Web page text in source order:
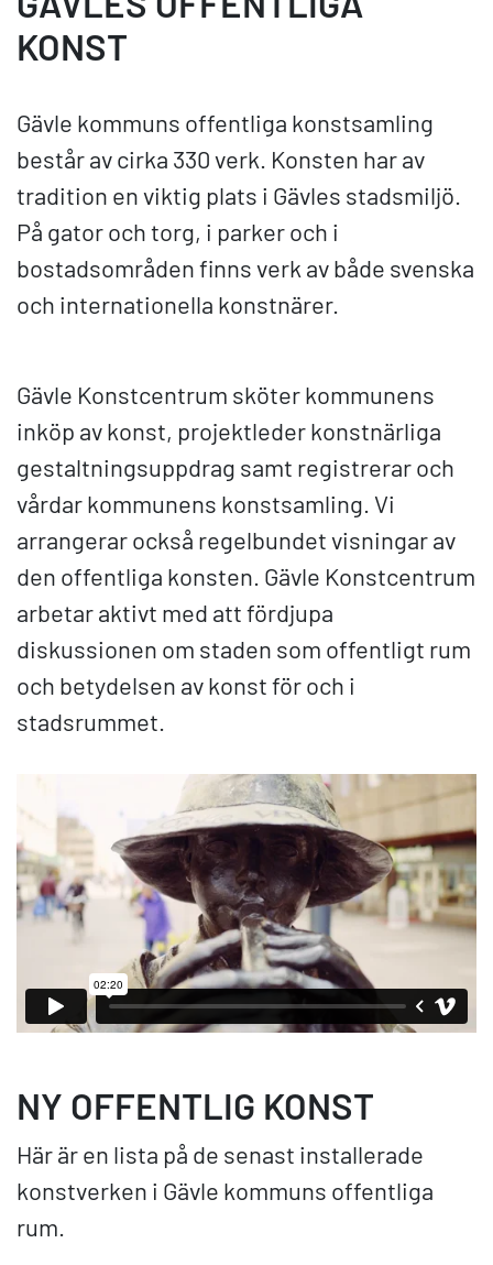
KONST
Gävle kommuns offentliga konstsamling
består av cirka 330 verk. Konsten har av
tradition en viktig plats i Gävles stadsmiljö.
På gator och torg, i parker och i
bostadsområden finns verk av både svenska
och internationella konstnärer.
Gävle Konstcentrum sköter kommunens
inköp av konst, projektleder konstnärliga
gestaltningsuppdrag samt registrerar och
vårdar kommunens konstsamling. Vi
arrangerar också regelbundet visningar av
den offentliga konsten. Gävle Konstcentrum
arbetar aktivt med att fördjupa
diskussionen om staden som offentligt rum
och betydelsen av konst för och i
stadsrummet.
NY OFFENTLIG KONST
Här är en lista på de senast installerade
konstverken i Gävle kommuns offentliga
rum.